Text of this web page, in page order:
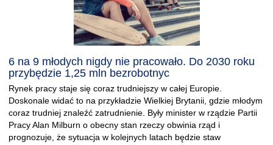
6 na 9 młodych nigdy nie pracowało. Do 2030 roku
przybędzie 1,25 mln bezrobotnyc
Rynek pracy staje się coraz trudniejszy w całej Europie.
Doskonale widać to na przykładzie Wielkiej Brytanii, gdzie młodym
coraz trudniej znaleźć zatrudnienie. Były minister w rządzie Partii
Pracy Alan Milburn o obecny stan rzeczy obwinia rząd i
prognozuje, że sytuacja w kolejnych latach będzie staw